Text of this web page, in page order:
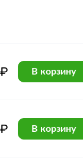
В корзину
В корзину